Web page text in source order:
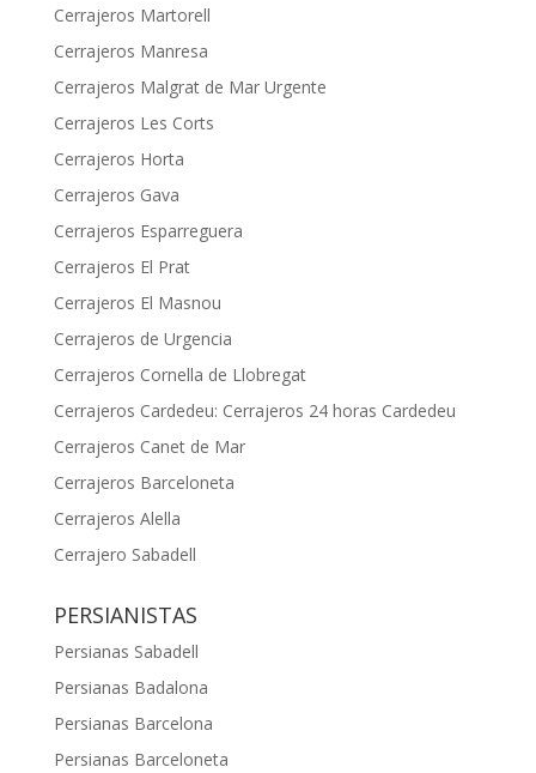
Cerrajeros Martorell
Cerrajeros Manresa
Cerrajeros Malgrat de Mar Urgente
Cerrajeros Les Corts
Cerrajeros Horta
Cerrajeros Gava
Cerrajeros Esparreguera
Cerrajeros El Prat
Cerrajeros El Masnou
Cerrajeros de Urgencia
Cerrajeros Cornella de Llobregat
Cerrajeros Cardedeu: Cerrajeros 24 horas Cardedeu
Cerrajeros Canet de Mar
Cerrajeros Barceloneta
Cerrajeros Alella
Cerrajero Sabadell
PERSIANISTAS
Persianas Sabadell
Persianas Badalona
Persianas Barcelona
Persianas Barceloneta